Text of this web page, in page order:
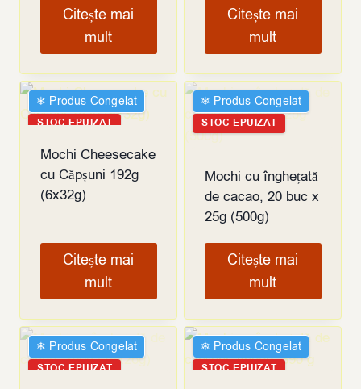
Citește mai
mult
Citește mai
mult
❄︎ Produs Congelat
STOC EPUIZAT
Mochi Cheesecake
cu Căpșuni 192g
(6x32g)
Citește mai
mult
❄︎ Produs Congelat
STOC EPUIZAT
Mochi cu înghețată
de cacao, 20 buc x
25g (500g)
Citește mai
mult
❄︎ Produs Congelat
STOC EPUIZAT
❄︎ Produs Congelat
STOC EPUIZAT